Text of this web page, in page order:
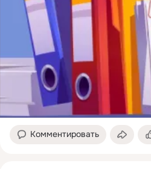
Комментировать